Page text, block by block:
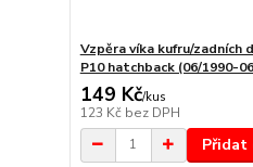
Vzpěra víka kufru/zadních
P10 hatchback (06/1990-
149 Kč/kus
123 Kč bez DPH
Přidat